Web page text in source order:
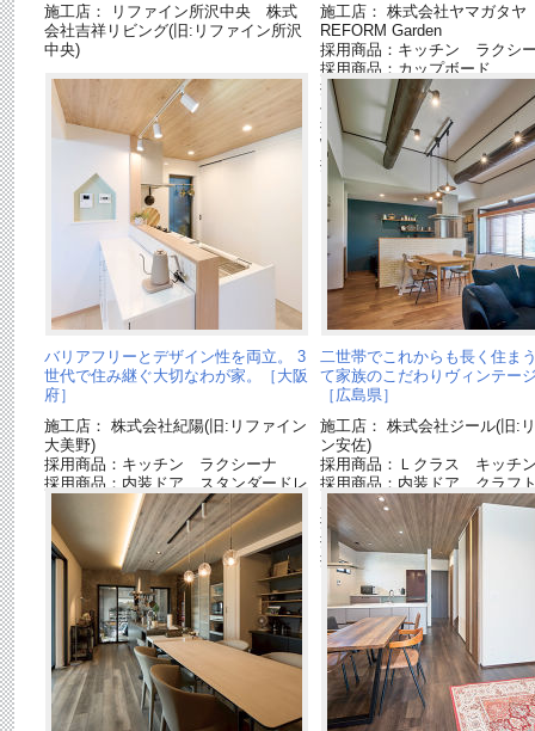
施工店： リファイン所沢中央 株式
会社吉祥リビング(旧:リファイン所沢
中央)
施工店： 株式会社ヤマガタ
REFORM Garden
採用商品：キッチン ラクシ
採用商品：カップボード
採用商品：ベリティス クラフ
ベル
採用商品：床材 ベリティス
W
採用商品：（配線器具）アド
リーズ
バリアフリーとデザイン性を両立。 3
世代で住み継ぐ大切なわが家。［大阪
府］
施工店： 株式会社紀陽(旧:リファイン
大美野)
採用商品：キッチン ラクシーナ
採用商品：内装ドア スタンダードレ
二世帯でこれからも長く住ま
て家族のこだわりヴィンテー
［広島県］
施工店： 株式会社ジール(旧:
ン安佐)
採用商品：Ｌクラス キッチ
採用商品：内装ドア クラフ
採用商品：インテリアカウン
採用商品：照明器具
採用商品：床材ベリティスフ
グトリプルコート